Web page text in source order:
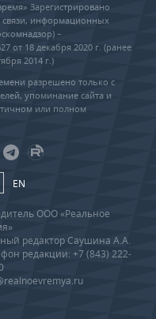
Зарегистрировано
связи, информационных
–
от 18 декабря 2020 г. (ранее
2014 г.)
разрешено только с
упоминание сайта и
или полном
EN
ООО «Реальное
редактор Саушина А.А.
редакции: +7 (843) 222-